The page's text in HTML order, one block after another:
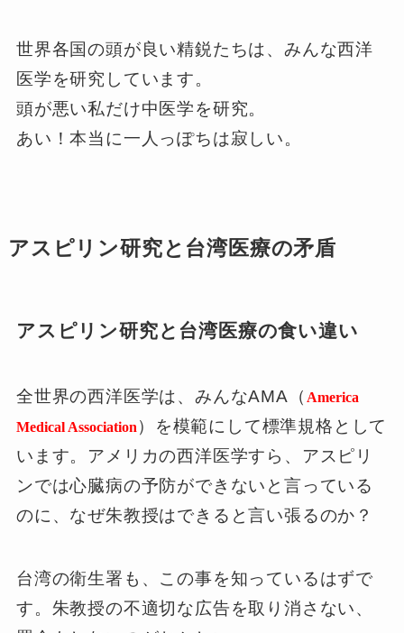
世界各国の頭が良い精鋭たちは、みんな西洋
医学を研究しています。
頭が悪い私だけ中医学を研究。
あい！本当に一人っぽちは寂しい。
アスピリン研究と台湾医療の矛盾
アスピリン研究と台湾医療の食い違い
全世界の西洋医学は、みんなAMA（ America
Medical Association ）を模範にして標準規格として
います。アメリカの西洋医学すら、アスピリ
ンでは心臓病の予防ができないと言っている
のに、なぜ朱教授はできると言い張るのか？
台湾の衛生署も、この事を知っているはずで
す。朱教授の不適切な広告を取り消さない、